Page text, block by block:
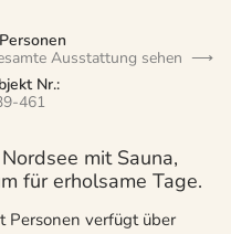
Ausstattung sehen
Nr.:
461
mit Sauna,
für erholsame Tage.
Personen verfügt über